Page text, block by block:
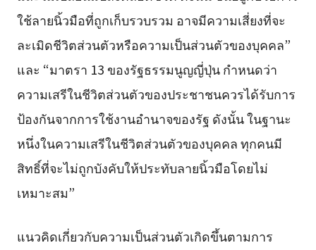
ใช้ลายนิ้วมือที่ถูกเก็บรวบรวม อาจมีความเสี่ยงที่จะ
ละเมิดชีวิตส่วนตัวหรือความเป็นส่วนตัวของบุคคล”
และ “มาตรา 13 ของรัฐธรรมนูญญี่ปุ่น กำหนดว่า
ความเสรีในชีวิตส่วนตัวของประชาชนควรได้รับการ
ป้องกันจากการใช้งานอำนาจของรัฐ ดังนั้น ในฐานะ
หนึ่งในความเสรีในชีวิตส่วนตัวของบุคคล ทุกคนมี
สิทธิ์ที่จะไม่ถูกบังคับให้ประทับลายนิ้วมือโดยไม่
เหมาะสม”
แนวคิดเกี่ยวกับความเป็นส่วนตัวเกิดขึ้นตามการ